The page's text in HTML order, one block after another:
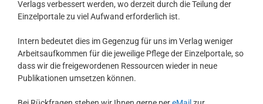
Verlags verbessert werden, wo derzeit durch die Teilung der
Einzelportale zu viel Aufwand erforderlich ist.
Intern bedeutet dies im Gegenzug für uns im Verlag weniger
Arbeitsaufkommen für die jeweilige Pflege der Einzelportale, so
dass wir die freigewordenen Ressourcen wieder in neue
Publikationen umsetzen können.